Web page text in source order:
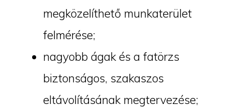
megközelíthető munkaterület
felmérése;
nagyobb ágak és a fatörzs
biztonságos, szakaszos
eltávolításának megtervezése;